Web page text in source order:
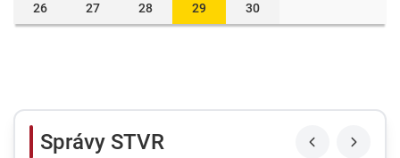
26 27 28 29 30
Správy STVR